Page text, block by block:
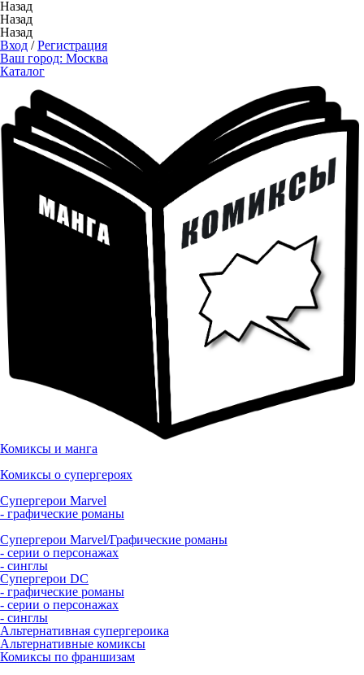
Назад
Назад
Назад
Вход /Регистрация
Ваш город: Москва
Каталог
Комиксы и манга
Комиксы о супергероях
Супергерои Marvel
- графические романы
Супергерои Marvel/Графические романы
- серии о персонажах
- синглы
Супергерои DC
- графические романы
- серии о персонажах
- синглы
Альтернативная супергероика
Альтернативные комиксы
Комиксы по франшизам